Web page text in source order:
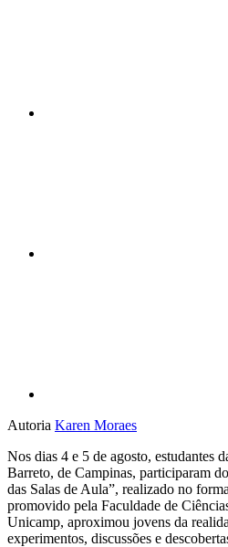
Autoria Karen Moraes
Nos dias 4 e 5 de agosto, estudantes
Barreto, de Campinas, participaram
das Salas de Aula”, realizado no
promovido pela Faculdade de
Unicamp, aproximou jovens da
experimentos, discussões e